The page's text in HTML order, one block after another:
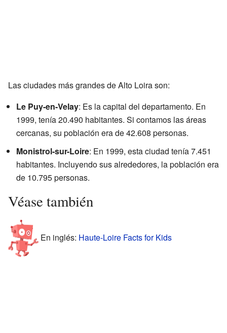
Las ciudades más grandes de Alto Loira son:
Le Puy-en-Velay: Es la capital del departamento. En
1999, tenía 20.490 habitantes. Si contamos las áreas
cercanas, su población era de 42.608 personas.
Monistrol-sur-Loire: En 1999, esta ciudad tenía 7.451
habitantes. Incluyendo sus alrededores, la población era
de 10.795 personas.
Véase también
En inglés: Haute-Loire Facts for Kids